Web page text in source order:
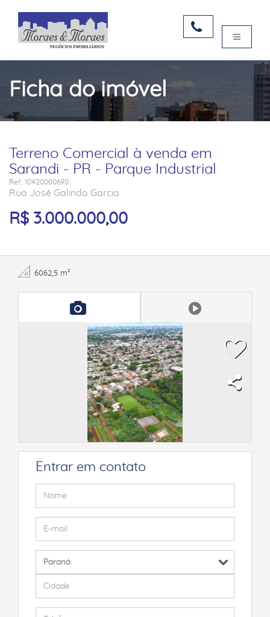
Ficha do imóvel
Terreno Comercial à venda em
Sarandi - PR - Parque Industrial
Ref.: 10420000690
Rua José Galindo Garcia
R$ 3.000.000,00
6062,5 m²
Entrar em contato